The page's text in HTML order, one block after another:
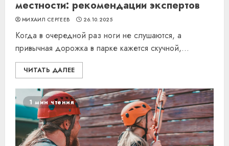
местности: рекомендации экспертов
МИХАИЛ СЕРГЕЕВ 26.10.2025
Когда в очередной раз ноги не слушаются, а
привычная дорожка в парке кажется скучной,...
ЧИТАТЬ ДАЛЕЕ
1 мин чтения